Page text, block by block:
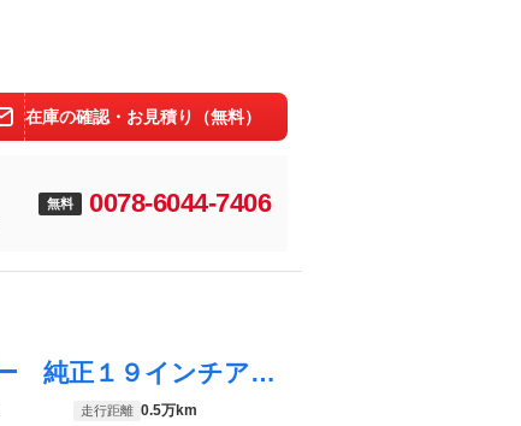
在庫の確認・お見積り（無料）
無料 0078-6044-7406
Ｘ３ ２０ ｘＤｒｉｖｅ Ｘライン 黒レザー 純正１９インチアルミ アイコニックグロー ヘッドアップディスプレイ メモリ機能パワーシート シートヒーター 追従型クルコン ワイヤレス充電 ＬＥＤヘッドライト ＴＶチューナー 電動リアゲート
走行距離 0.5万km